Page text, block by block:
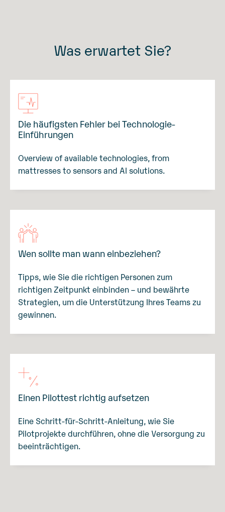
Was erwartet Sie?
Die häufigsten Fehler bei Technologie-
Einführungen
Overview of available technologies, from
mattresses to sensors and AI solutions.
Wen sollte man wann einbeziehen?
Tipps, wie Sie die richtigen Personen zum
richtigen Zeitpunkt einbinden – und bewährte
Strategien, um die Unterstützung Ihres Teams zu
gewinnen.
Einen Pilottest richtig aufsetzen
Eine Schritt-für-Schritt-Anleitung, wie Sie
Pilotprojekte durchführen, ohne die Versorgung zu
beeinträchtigen.